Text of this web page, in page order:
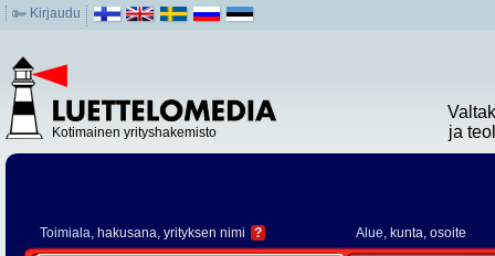
Kirjaudu
Kotimainen yrityshakemisto
ja
Toimiala, hakusana, yrityksen nimi ? Alue, kunta, osoite